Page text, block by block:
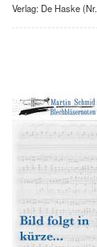
Verlag: De Haske